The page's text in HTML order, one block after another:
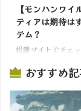
【モンハンワイ
ティアは期待は
テム？
掲載サイトでチェ
おすすめ